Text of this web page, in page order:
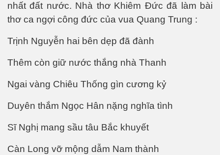
nhất đất nước. Nhà thơ Khiêm Đức đã làm bài
thơ ca ngợi công đức của vua Quang Trung :
Trịnh Nguyễn hai bên dẹp đã đành
Thêm còn giữ nước thắng nhà Thanh
Ngai vàng Chiêu Thống gìn cương kỷ
Duyên thắm Ngọc Hân nặng nghĩa tình
Sĩ Nghị mang sầu tâu Bắc khuyết
Càn Long vỡ mộng dẫm Nam thành